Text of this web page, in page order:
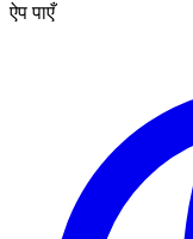
ऐप पाएँ